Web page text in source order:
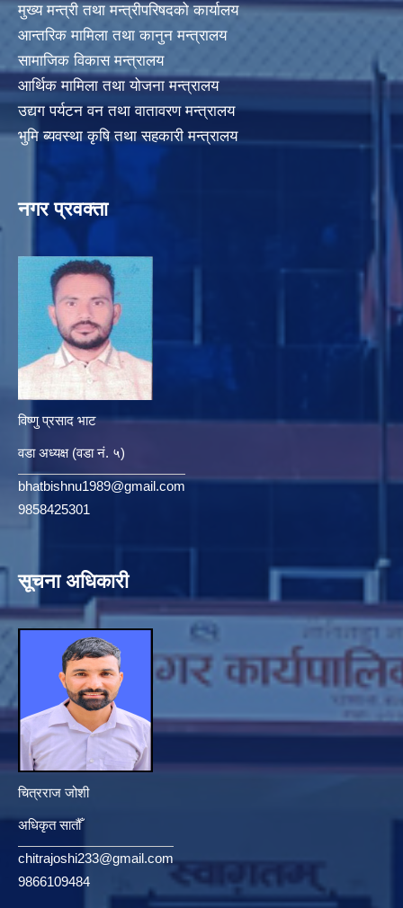
मुख्य मन्त्री तथा मन्त्रीपरिषदको कार्यालय
आन्तरिक मामिला तथा कानुन मन्त्रालय
सामाजिक विकास मन्त्रालय
आर्थिक मामिला तथा योजना मन्त्रालय
उद्यग पर्यटन वन तथा वातावरण मन्त्रालय
भुमि ब्यवस्था कृषि तथा सहकारी मन्त्रालय
नगर प्रवक्ता
विष्णु प्रसाद भाट
वडा अध्यक्ष (वडा नं. ५)
bhatbishnu1989@gmail.com
9858425301
सूचना अधिकारी
चित्रराज जोशी
अधिकृत सातौँ
chitrajoshi233@gmail.com
9866109484